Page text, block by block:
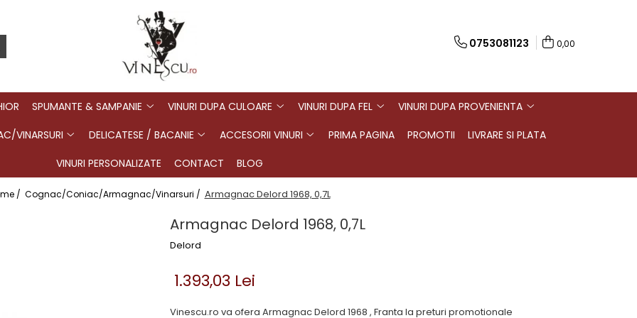
0753081123 0,00
SPUMANTE & SAMPANIE VINURI DUPA CULOARE VINURI DUPA FEL
VINURI DUPA PROVENIENTA
VINARSURI DELICATESE / BACANIE ACCESORII VINURI PRIMA PAGINA PROMOTII
LIVRARE SI PLATA
VINURI PERSONALIZATE
CONTACT BLOG
/ Cognac/Coniac/Armagnac/Vinarsuri / Armagnac Delord 1968, 0,7L
Armagnac Delord 1968, 0,7L
Delord
1.393,03 Lei
Vinescu.ro va ofera Armagnac Delord 1968 , Franta la preturi promotionale